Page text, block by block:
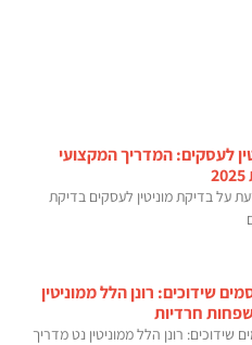
לעסקים: המדריך המקצועי
על בדיקת מוניטין לעסקים בדיקת
שידוכים: רונן הלל ממוניטין
חרדיות
שידוכים: רונן הלל ממוניטין נט מדריך